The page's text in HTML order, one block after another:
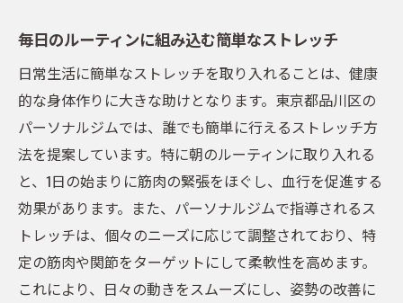
毎日のルーティンに組み込む簡単なストレッチ
日常生活に簡単なストレッチを取り入れることは、健康
的な身体作りに大きな助けとなります。東京都品川区の
パーソナルジムでは、誰でも簡単に行えるストレッチ方
法を提案しています。特に朝のルーティンに取り入れる
と、1日の始まりに筋肉の緊張をほぐし、血行を促進する
効果があります。また、パーソナルジムで指導されるス
トレッチは、個々のニーズに応じて調整されており、特
定の筋肉や関節をターゲットにして柔軟性を高めます。
これにより、日々の動きをスムーズにし、姿勢の改善に